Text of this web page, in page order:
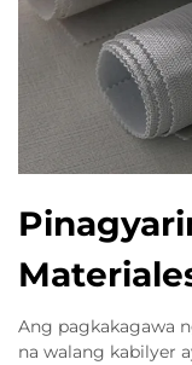
Ang pagkakagawa
na walang kabilyer